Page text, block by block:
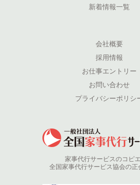
新着情報一覧
会社概要
採用情報
お仕事エントリー
お問い合わせ
プライバシーポリシ
家事代行サービスのコピエ
全国家事代行サービス協会の正